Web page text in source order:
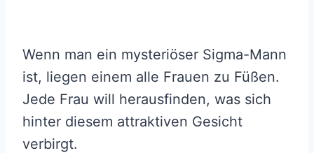
Wenn man ein mysteriöser Sigma-Mann
ist, liegen einem alle Frauen zu Füßen.
Jede Frau will herausfinden, was sich
hinter diesem attraktiven Gesicht
verbirgt.